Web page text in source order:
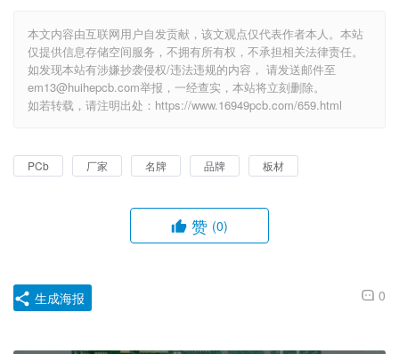
本文内容由互联网用户自发贡献，该文观点仅代表作者本人。本站
仅提供信息存储空间服务，不拥有所有权，不承担相关法律责任。
如发现本站有涉嫌抄袭侵权/违法违规的内容， 请发送邮件至
em13@huihepcb.com举报，一经查实，本站将立刻删除。
如若转载，请注明出处：https://www.16949pcb.com/659.html
PCb 厂家 名牌 品牌 板材
赞 (0)
0
生成海报